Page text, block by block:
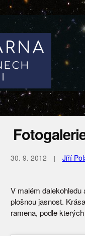
30. 9. 2012 Jiří
V malém dalekohledu
plošnou jasnost.
ramena, podle